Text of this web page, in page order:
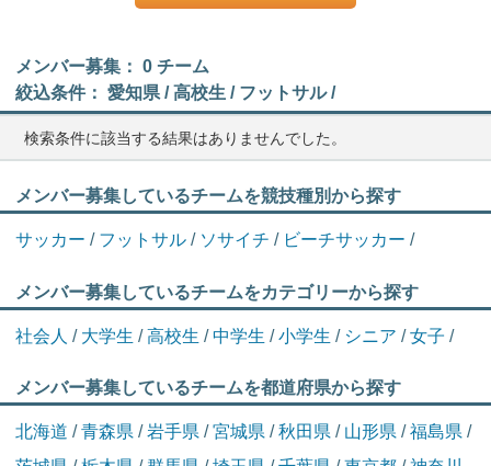
メンバー募集： 0 チーム
絞込条件： 愛知県 / 高校生 / フットサル /
検索条件に該当する結果はありませんでした。
メンバー募集しているチームを競技種別から探す
サッカー / フットサル/ ソサイチ / ビーチサッカー /
メンバー募集しているチームをカテゴリーから探す
社会人 / 大学生 /高校生 /中学生 /小学生 / シニア /女子 /
メンバー募集しているチームを都道府県から探す
北海道 /青森県 /岩手県 /宮城県 /秋田県 / 山形県 /福島県 /